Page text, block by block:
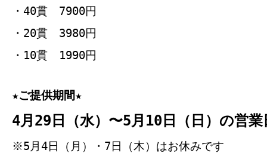
・40貫 7900円
・20貫 3980円
・10貫 1990円
★ご提供期間★
4月29日（水）〜5月10日（日）の営業
※5月4日（月）・7日（木）はお休みです